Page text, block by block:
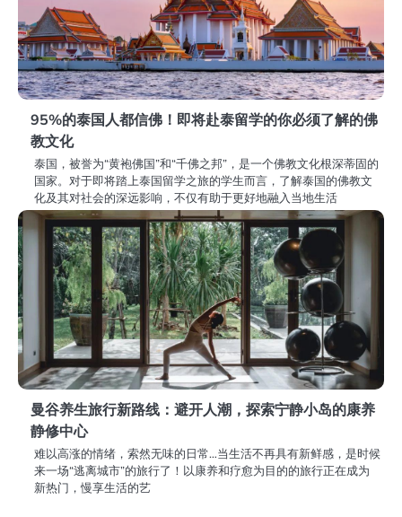
95%的泰国人都信佛！即将赴泰留学的你必须了解的佛
教文化
泰国，被誉为“黄袍佛国”和“千佛之邦”，是一个佛教文化根深蒂固的
国家。对于即将踏上泰国留学之旅的学生而言，了解泰国的佛教文
化及其对社会的深远影响，不仅有助于更好地融入当地生活
曼谷养生旅行新路线：避开人潮，探索宁静小岛的康养
静修中心
难以高涨的情绪，索然无味的日常…当生活不再具有新鲜感，是时候
来一场“逃离城市”的旅行了！以康养和疗愈为目的的旅行正在成为
新热门，慢享生活的艺